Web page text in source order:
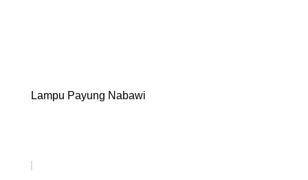
Lampu Payung Nabawi